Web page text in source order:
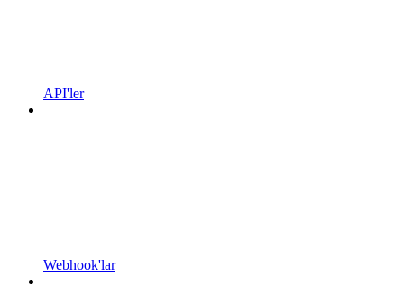
API'ler
Webhook'lar